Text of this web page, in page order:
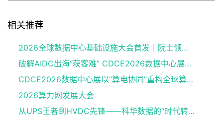
相关推荐
2026全球数据中心基础设施大会首发｜院士领衔，100+头部企业已确认，500人齐聚上海
破解AIDC出海“获客难” CDCE2026数据中心展以“算电协同”重构全球算力供应链
CDCE2026数据中心展以“算电协同”重构全球算力供应链
2026算力网发展大会
从UPS王者到HVDC先锋——科华数据的“时代转身”